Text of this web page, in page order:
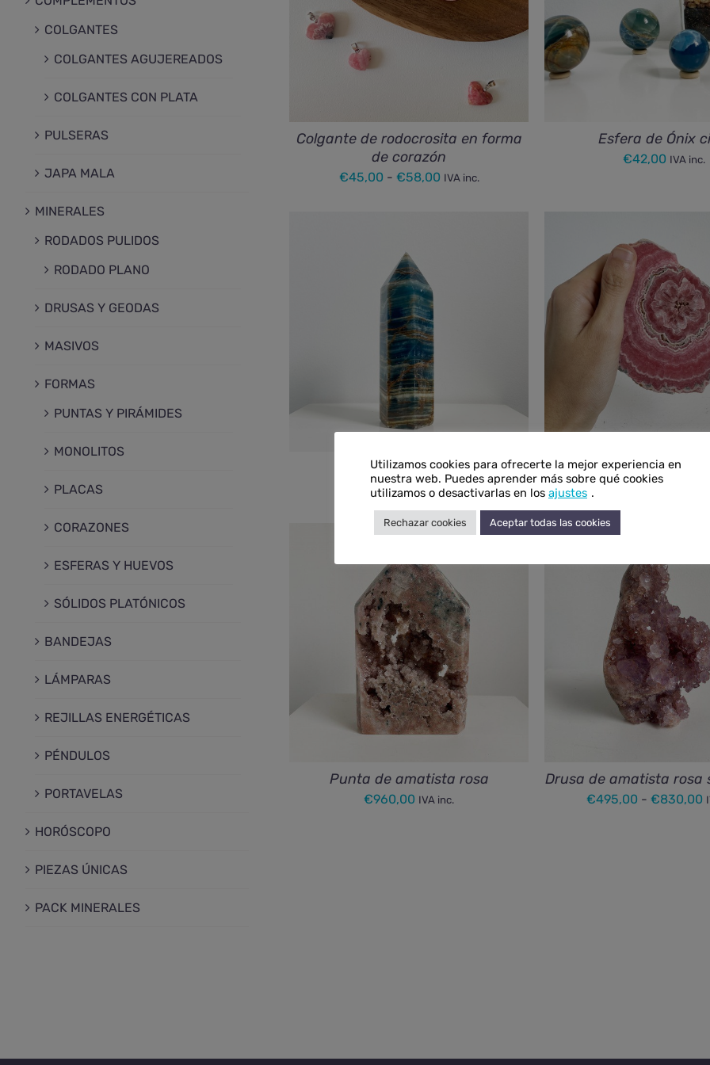
Colgante de rodocrosita en forma
de corazón
€45,00 - €58,00Rango
IVA inc.
Esfera de Ónix
€42,00 IVA inc.
Punta de Ónix cielo
170,00 - €315,00Rango
de
precios:
€170,00
hasta
€315,00
IVA inc.
Placa de
€ 440,00 €
Punta de amatista rosa
€960,00 IVA inc.
Drusa de amatista rosa
€495,00 - €830,00
COLGANTES
COLGANTES AGUJEREADOS
COLGANTES CON PLATA
PULSERAS
JAPA MALA
MINERALES
RODADOS PULIDOS
RODADO PLANO
DRUSAS Y GEODAS
MASIVOS
FORMAS
PUNTAS Y PIRÁMIDES
MONOLITOS
PLACAS
CORAZONES
ESFERAS Y HUEVOS
SÓLIDOS PLATÓNICOS
BANDEJAS
LÁMPARAS
REJILLAS ENERGÉTICAS
PÉNDULOS
PORTAVELAS
HORÓSCOPO
PIEZAS ÚNICAS
PACK MINERALES
Utilizamos cookies para ofrecerte la mejor experiencia en
nuestra web. Puedes aprender más sobre qué cookies
utilizamos o desactivarlas en los ajustes .
Rechazar cookies Aceptar todas las cookies